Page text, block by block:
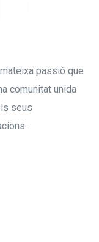
passió que
comunitat unida
seus